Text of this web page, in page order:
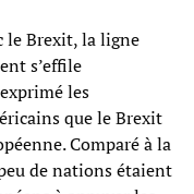
le Brexit, la ligne
s’effile
les
que le Brexit
Comparé à la
de nations étaient